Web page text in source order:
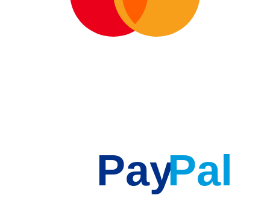
PayPal